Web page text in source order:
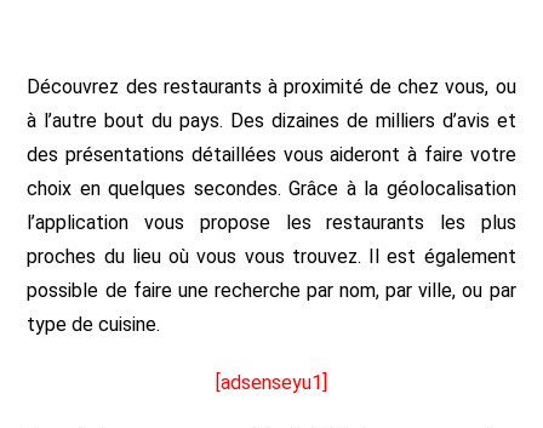
Découvrez des restaurants à proximité de chez vous, ou
à l’autre bout du pays. Des dizaines de milliers d’avis et
des présentations détaillées vous aideront à faire votre
choix en quelques secondes. Grâce à la géolocalisation
l’application vous propose les restaurants les plus
proches du lieu où vous vous trouvez. Il est également
possible de faire une recherche par nom, par ville, ou par
type de cuisine.
[adsenseyu1]